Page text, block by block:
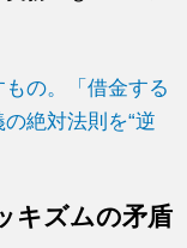
の。「借金する
絶対法則を“逆
キズムの矛盾